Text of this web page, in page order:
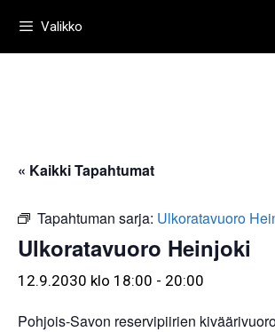
sisältöönValikko
« Kaikki Tapahtumat
Tapahtuman sarja: Ulkoratavuoro
Ulkoratavuoro Heinjoki
12.9.2030 klo 18:00 - 20:00
Pohjois-Savon reservipiirien